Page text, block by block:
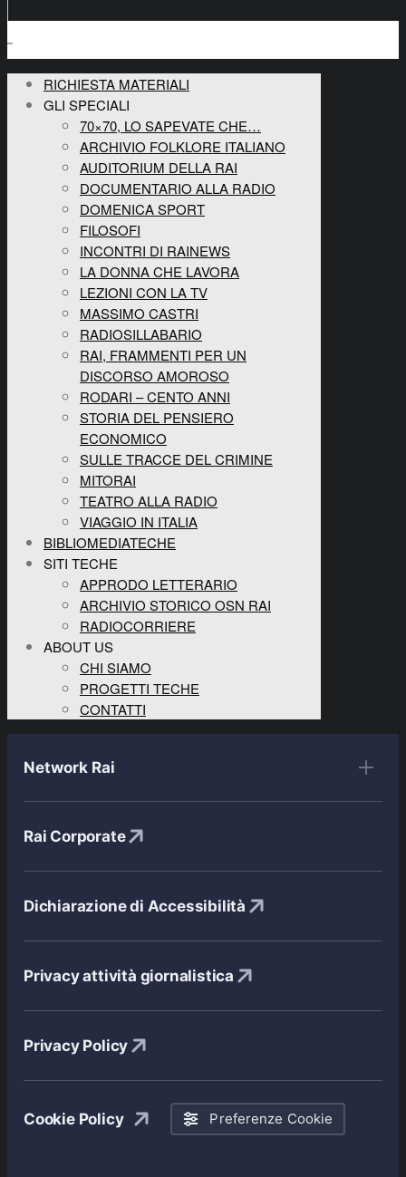
RICHIESTA MATERIALI
GLI SPECIALI
70×70, LO SAPEVATE CHE…
ARCHIVIO FOLKLORE ITALIANO
AUDITORIUM DELLA RAI
DOCUMENTARIO ALLA RADIO
DOMENICA SPORT
FILOSOFI
INCONTRI DI RAINEWS
LA DONNA CHE LAVORA
LEZIONI CON LA TV
MASSIMO CASTRI
RADIOSILLABARIO
RAI, FRAMMENTI PER UN
DISCORSO AMOROSO
RODARI – CENTO ANNI
STORIA DEL PENSIERO
ECONOMICO
SULLE TRACCE DEL CRIMINE
MITORAI
TEATRO ALLA RADIO
VIAGGIO IN ITALIA
BIBLIOMEDIATECHE
SITI TECHE
APPRODO LETTERARIO
ARCHIVIO STORICO OSN RAI
RADIOCORRIERE
ABOUT US
CHI SIAMO
PROGETTI TECHE
CONTATTI